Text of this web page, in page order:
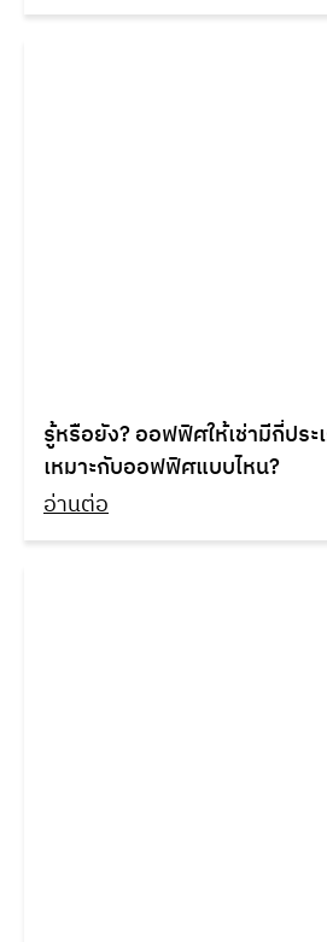
รู้หรือยัง? ออฟฟิศให้เช่ามีกี่ปร
เหมาะกับออฟฟิศแบบไหน?
อ่านต่อ